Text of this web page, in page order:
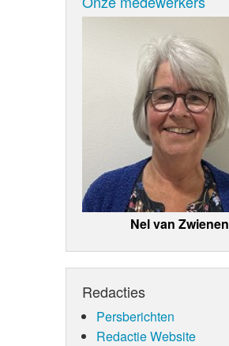
Nel van Zwienen
Redacties
Persberichten
Redactie Website